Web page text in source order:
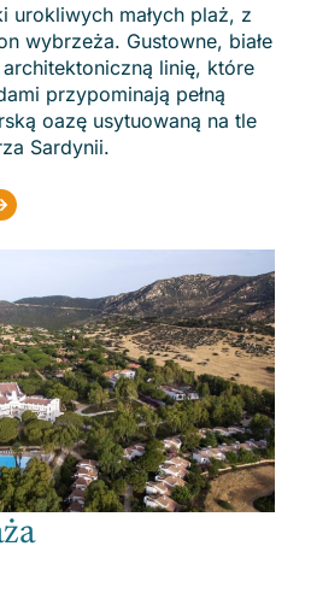
urokliwych małych plaż, z
wybrzeża. Gustowne, białe
linię, które
przypominają pełną
oazę usytuowaną na tle
Sardynii.